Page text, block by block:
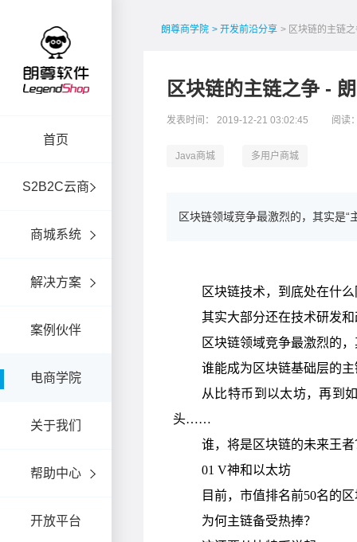
首页
S2B2C云商
商城系统
解决方案
案例伙伴
电商学院
关于我们
帮助中心
开放平台
朗尊商学院 > 开发前沿分享 > 区块链的主链
区块链的主链之争 -
发表时间： 2019-12-21 03:02:45 阅读
Java商城 多用户商城
区块链领域竞争最激烈的，其实是“